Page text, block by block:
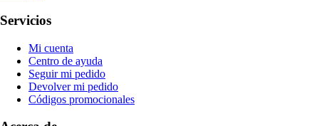
Servicios
Mi cuenta
Centro de ayuda
Seguir mi pedido
Devolver mi pedido
Códigos promocionales